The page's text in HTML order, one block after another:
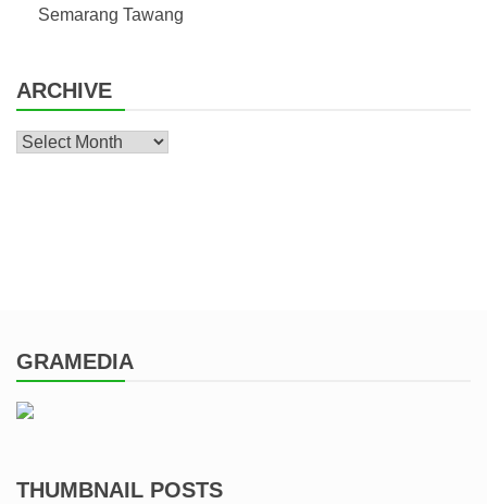
Semarang Tawang
ARCHIVE
Archive
GRAMEDIA
THUMBNAIL POSTS